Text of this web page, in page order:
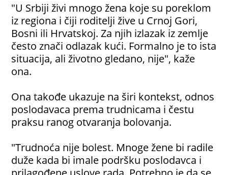
"U Srbiji živi mnogo žena koje su poreklom
iz regiona i čiji roditelji žive u Crnoj Gori,
Bosni ili Hrvatskoj. Za njih izlazak iz zemlje
često znači odlazak kući. Formalno je to ista
situacija, ali životno gledano, nije", kaže
ona.
Ona takođe ukazuje na širi kontekst, odnos
poslodavaca prema trudnicama i čestu
praksu ranog otvaranja bolovanja.
"Trudnoća nije bolest. Mnoge žene bi radile
duže kada bi imale podršku poslodavca i